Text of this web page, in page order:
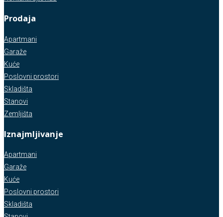
Prodaja
Apartmani
Garaže
Kuće
Poslovni prostori
Skladišta
Stanovi
Zemljišta
Iznajmljivanje
Apartmani
Garaže
Kuće
Poslovni prostori
Skladišta